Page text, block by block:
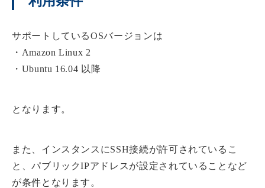
サポートしているOSバージョンは
・Amazon Linux 2
・Ubuntu 16.04 以降
となります。
また、インスタンスにSSH接続が許可されているこ
と、パブリックIPアドレスが設定されていることなど
が条件となります。